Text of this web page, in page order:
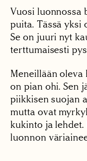
Vuosi luonnossa
puita. Tässä yksi
Se on juuri nyt
terttumaisesti
Meneillään
on pian ohi. Sen
piikkisen suojan
mutta ovat
kukinto ja lehdet.
luonnon